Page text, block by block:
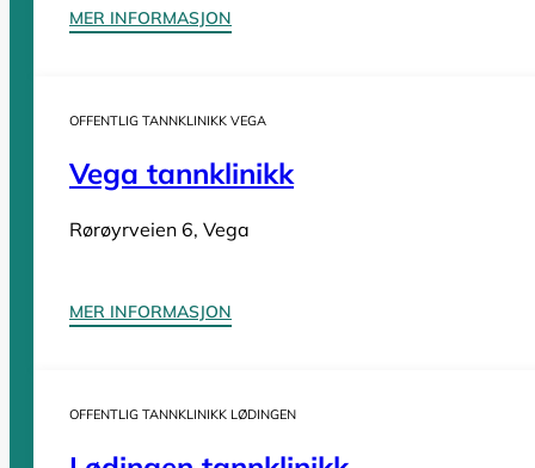
MER INFORMASJON
OFFENTLIG TANNKLINIKK VEGA
Vega tannklinikk
Rørøyrveien 6, Vega
MER INFORMASJON
OFFENTLIG TANNKLINIKK LØDINGEN
Tannleger Oslo
Tannleger Telemark
Tannleger Trøndelag
Tannleger Vestfold
Vi er enkomplett oversikt over offentlige tannklinikker i Norge